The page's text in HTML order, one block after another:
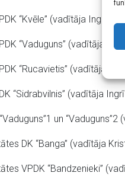
“Kvēle” (vadītāja Ingrīda
“Vaduguns” (vadītāja
“Rucavietis” (vadītāja
“Sidrabvilnis” (vadītāja
un
DK “Banga” (vadītāja
VPDK “Bandzenieki”